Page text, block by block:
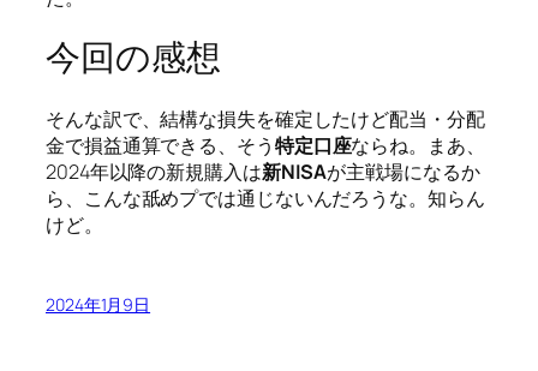
今回の感想
そんな訳で、結構な損失を確定したけど配当・分配
金で損益通算できる、そう特定口座ならね。まあ、
2024年以降の新規購入は新NISAが主戦場になるか
ら、こんな舐めプでは通じないんだろうな。知らん
けど。
2024年1月9日